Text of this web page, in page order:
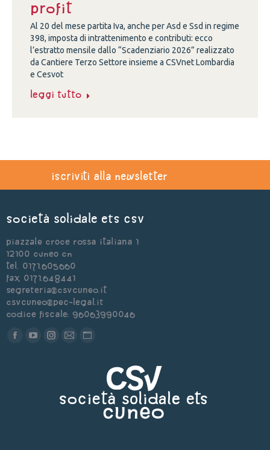
profit
Al 20 del mese partita Iva, anche per Asd e Ssd in regime
398, imposta di intrattenimento e contributi: ecco
l’estratto mensile dallo “Scadenziario 2026” realizzato
da Cantiere Terzo Settore insieme a CSVnet Lombardia
e Cesvot
Leggi tutto
iscriviti alla newsletter
Società Solidale ets CSV
Piazzale Croce Rossa Italiana 1
12100 Cuneo CN
Tel. 0171.605660
Fax 0171.648441
segreteria@csvcuneo.it
csvcuneo@pec-legal.it
Codice Fiscale: 96063990046
Find us on:
Facebook
YouTubeInstagram
new new
opens
in